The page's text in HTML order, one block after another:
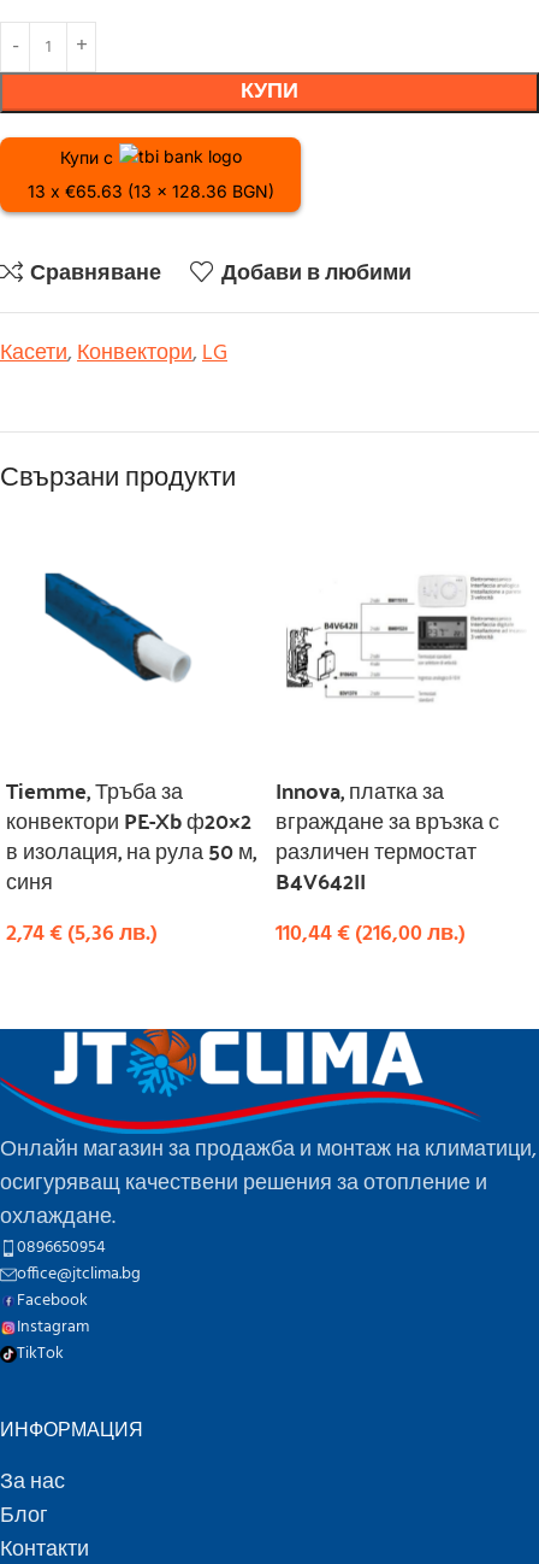
КУПИ
Купи с
13 x €65.63 (13 x 128.36 BGN)
Сравняване Добави в любими
Касети,Конвектори,LG
Свързани продукти
Tiemme, Тръба за
конвектори PE-Xb ф20×2
в изолация, на рула 50 м,
синя
2,74€(5,36лв.)
Innova, платка за
вграждане за връзка с
различен термостат
B4V642II
110,44€(216,00лв.)
Онлайн магазин за продажба и монтаж на климатици,
осигуряващ качествени решения за отопление и
охлаждане.
0896650954
office@jtclima.bg
Facebook
Instagram
TikTok
ИНФОРМАЦИЯ
За нас
Блог
Контакти